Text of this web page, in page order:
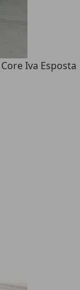
Iva Esposta